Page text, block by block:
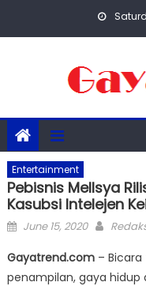
Entertainment
Pebisnis Mellsya
Kasubsi Intelejen
Posted
June 15, 2020 Author
Gayatrend.com– Bicara
penampilan, gaya